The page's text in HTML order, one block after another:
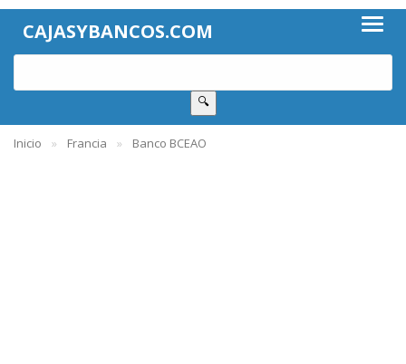
CAJASYBANCOS.COM
🔍
Inicio Francia Banco BCEAO